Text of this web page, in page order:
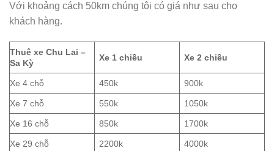
Với khoảng cách 50km chúng tôi có giá như sau cho
khách hàng.
Thuê xe Chu Lai –
Sa Kỳ
Xe 1 chiều Xe 2 chiều
Xe 4 chỗ 450k 900k
Xe 7 chỗ 550k 1050k
Xe 16 chỗ 850k 1700k
Xe 29 chỗ 2200k 4000k